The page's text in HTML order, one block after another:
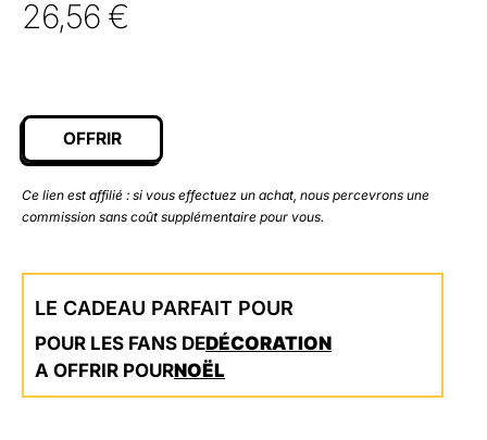
26,56 €
OFFRIR
Ce lien est affilié : si vous effectuez un achat, nous percevrons une
commission sans coût supplémentaire pour vous.
LE CADEAU PARFAIT POUR
POUR LES FANS DEDÉCORATION
A OFFRIR POURNOËL